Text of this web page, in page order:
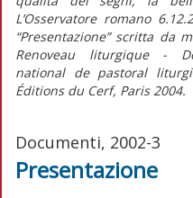
L’Osservatore romano
“Presentazione” scritta da
Renoveau liturgique -
national de pastoral
Éditions du Cerf, Paris 2004.
Documenti, 2002-3
Presentazione